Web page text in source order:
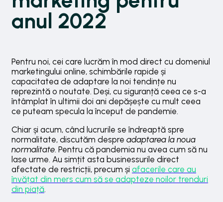
anul 2022
Pentru noi, cei care lucrăm în mod direct cu domeniul
marketingului online, schimbările rapide și
capacitatea de adaptare la noi tendințe nu
reprezintă o noutate. Deși, cu siguranță ceea ce s-a
întâmplat în ultimii doi ani depășește cu mult ceea
ce puteam specula la început de pandemie.
Chiar și acum, când lucrurile se îndreaptă spre
normalitate, discutăm despre adaptarea la noua
normalitate. Pentru că pandemia nu avea cum să nu
lase urme. Au simțit asta businessurile direct
afectate de restricții, precum și afacerile care au
învățat din mers cum să se adapteze noilor trenduri
din piață.